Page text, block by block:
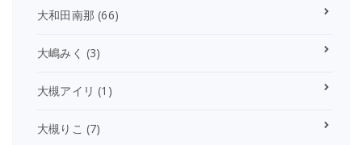
大和田南那 (66)
大嶋みく (3)
大槻アイリ (1)
大槻りこ (7)